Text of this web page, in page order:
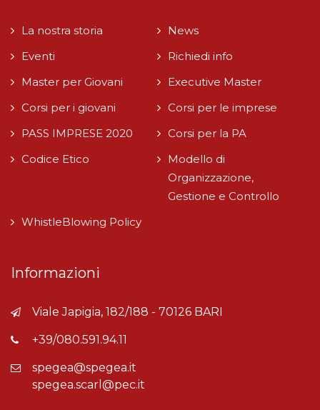
La nostra storia
News
Eventi
Richiedi info
Master per Giovani
Executive Master
Corsi per i giovani
Corsi per le imprese
PASS IMPRESE 2020
Corsi per la PA
Codice Etico
Modello di
Organizzazione,
Gestione e Controllo
WhistleBlowing Policy
Informazioni
Viale Japigia, 182/188 - 70126 BARI
+39/080.591.94.11
spegea@spegea.it
spegea.scarl@pec.it